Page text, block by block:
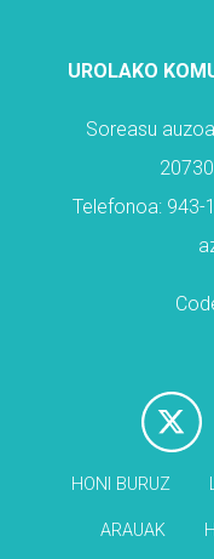
UROLAKO
Soreasu
Telefonoa: 943-
HONI BURUZ
ARAUAK